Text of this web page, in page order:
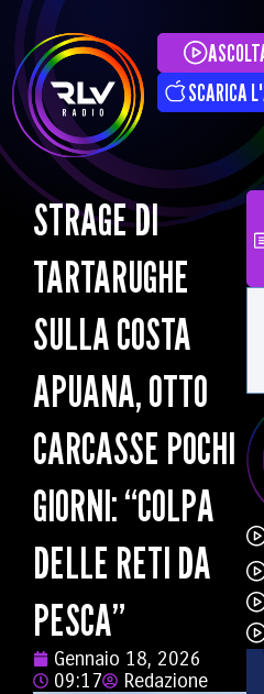
SCARICA
STRAGE DI
TARTARUGHE
SULLA COSTA
APUANA, OTTO
CARCASSE POCHI
GIORNI: “COLPA
DELLE RETI DA
PESCA”
Gennaio 18, 2026
09:17
Redazione